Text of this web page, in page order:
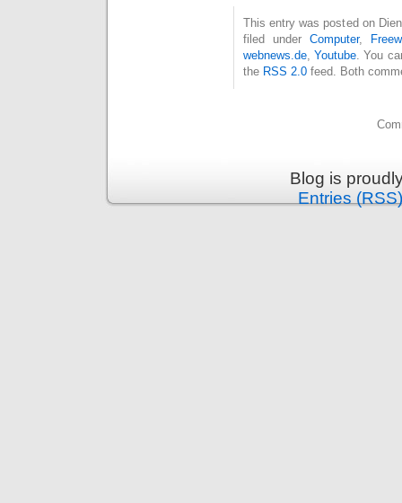
This entry was posted on
filed under Computer,
webnews.de ,Youtube . You
the RSS 2.0 feed. Both
Blog is
Entries (RSS)